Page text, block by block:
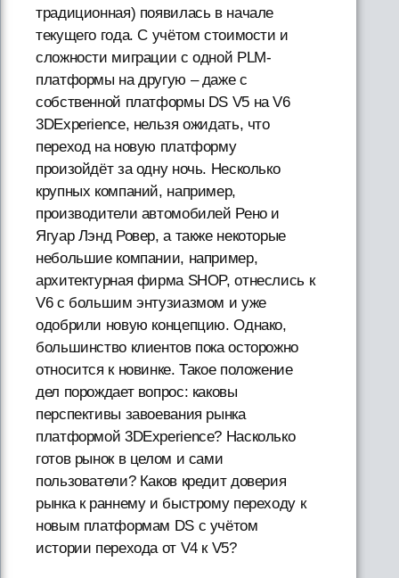
традиционная) появилась в начале
текущего года. С учётом стоимости и
сложности миграции с одной PLM-
платформы на другую – даже с
собственной платформы DS V5 на V6
3DExperience, нельзя ожидать, что
переход на новую платформу
произойдёт за одну ночь. Несколько
крупных компаний, например,
производители автомобилей Рено и
Ягуар Лэнд Ровер, а также некоторые
небольшие компании, например,
архитектурная фирма SHOP, отнеслись к
V6 с большим энтузиазмом и уже
одобрили новую концепцию. Однако,
большинство клиентов пока осторожно
относится к новинке. Такое положение
дел порождает вопрос: каковы
перспективы завоевания рынка
платформой 3DExperience? Насколько
готов рынок в целом и сами
пользователи? Каков кредит доверия
рынка к раннему и быстрому переходу к
новым платформам DS с учётом
истории перехода от V4 к V5?